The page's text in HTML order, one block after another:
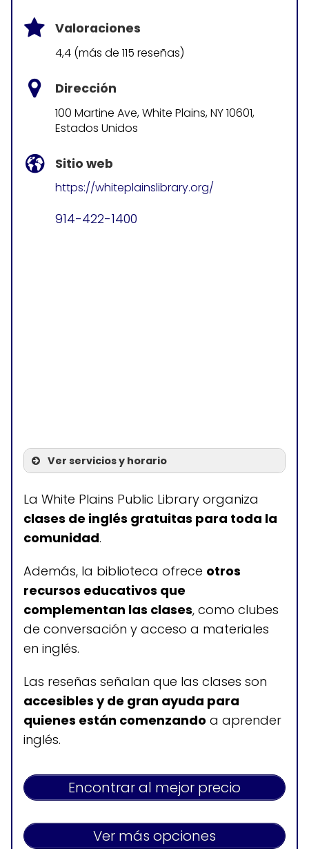
Valoraciones
4,4 (más de 115 reseñas)
Dirección
100 Martine Ave, White Plains, NY 10601,
Estados Unidos
Sitio web
https://whiteplainslibrary.org/
914-422-1400
Ver servicios y horario
Servicios
Clases de inglés ESL
Horario de atención
Lunes a jueves: 10:15-13:15; 17:45-20:45
La White Plains Public Library organiza
clases de inglés gratuitas para toda la
comunidad.
Además, la biblioteca ofrece otros
recursos educativos que
complementan las clases, como clubes
de conversación y acceso a materiales
en inglés.
Las reseñas señalan que las clases son
accesibles y de gran ayuda para
quienes están comenzando a aprender
inglés.
Encontrar al mejor precio
Ver más opciones